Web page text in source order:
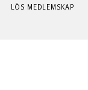
LÖS MEDLEMSKAP